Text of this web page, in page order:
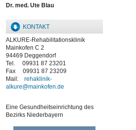
Dr. med. Ute Blau
KONTAKT
ALKURE-Rehabilitationsklinik
Mainkofen C 2
94469 Deggendorf
Tel. 09931 87 23201
Fax 09931 87 23209
Mail: rehaklinik-
alkure@mainkofen.de
Eine Gesundheitseinrichtung des
Bezirks Niederbayern